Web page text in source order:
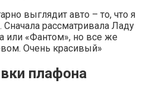
выглядит авто – то, что я
Сначала рассматривала Ладу
или «Фантом», но все же
Очень красивый»
плафона